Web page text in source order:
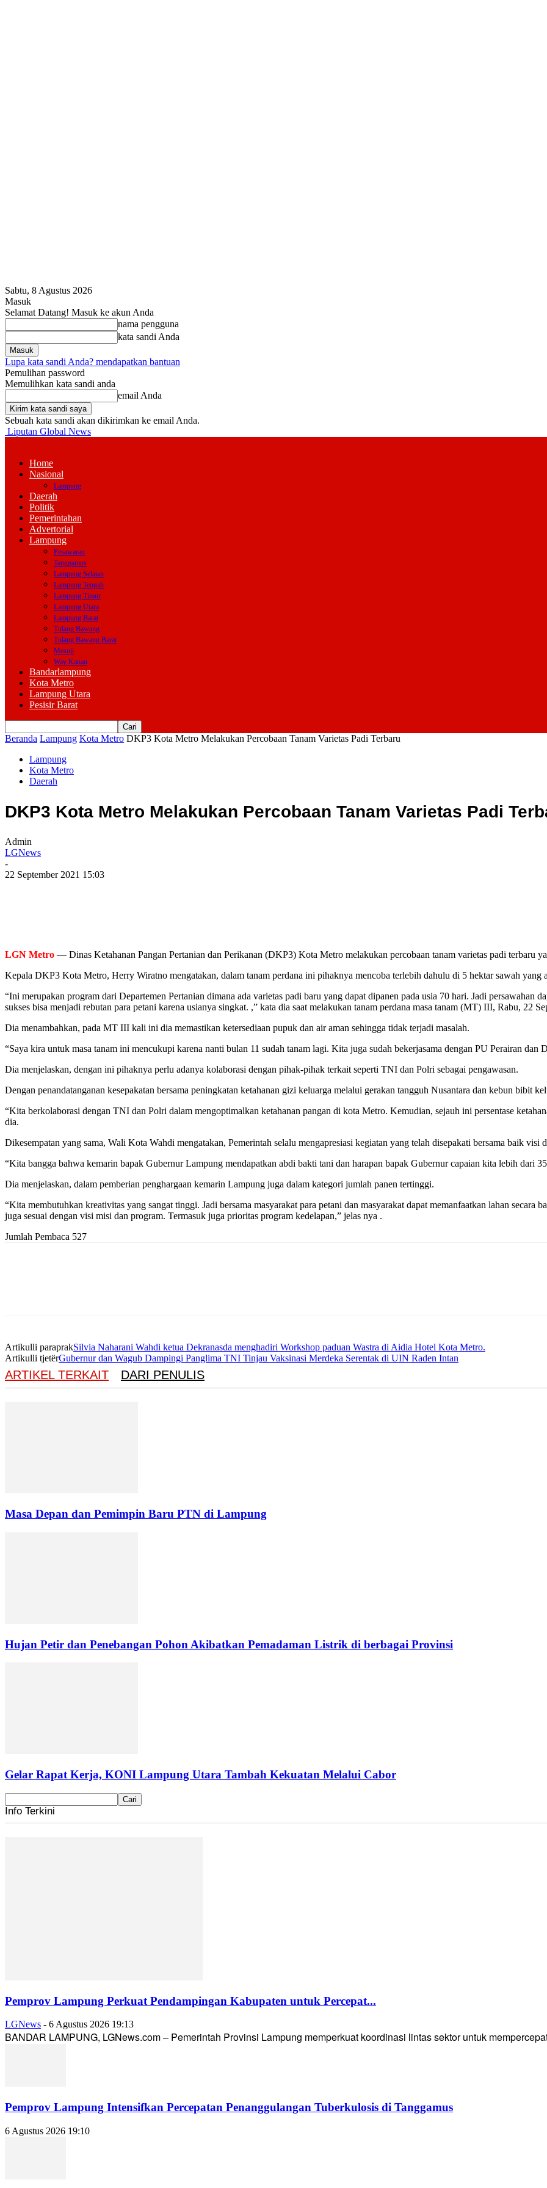
Sabtu, 8 Agustus 2026
Masuk
Selamat Datang! Masuk ke akun Anda
nama pengguna
kata sandi Anda
Lupa kata sandi Anda? mendapatkan bantuan
Pemulihan password
Memulihkan kata sandi anda
email Anda
Sebuah kata sandi akan dikirimkan ke email Anda.
Liputan Global News
Home
Nasional
Lampung
Daerah
Politik
Pemerintahan
Advertorial
Lampung
Pesawaran
Tanggamus
Lampung Selatan
Lampung Tengah
Lampung Timur
Lampung Utara
Lampung Barat
Tulang Bawang
Tulang Bawang Barat
Mesuji
Way Kanan
Bandarlampung
Kota Metro
Lampung Utara
Pesisir Barat
Beranda Lampung Kota Metro DKP3 Kota Metro Melakukan Percobaan Tanam Varietas Padi Terbaru
Lampung
Kota Metro
Daerah
DKP3 Kota Metro Melakukan Percobaan Tanam Varietas Padi
Admin
LGNews
-
22 September 2021 15:03
LGN Metro — Dinas Ketahanan Pangan Pertanian dan Perikanan (DKP3) Kota Metro melakukan percobaan tanam varietas padi terbaru
Kepala DKP3 Kota Metro, Herry Wiratno mengatakan, dalam tanam perdana ini pihaknya mencoba terlebih dahulu di 5 hektar sawah yang
“Ini merupakan program dari Departemen Pertanian dimana ada varietas padi baru yang dapat dipanen pada usia 70 hari. Jadi
sukses bisa menjadi rebutan para petani karena usianya singkat. ,” kata dia saat melakukan tanam perdana masa tanam (MT) III, Rabu, 22
Dia menambahkan, pada MT III kali ini dia memastikan ketersediaan pupuk dan air aman sehingga tidak terjadi masalah.
“Saya kira untuk masa tanam ini mencukupi karena nanti bulan 11 sudah tanam lagi. Kita juga sudah bekerjasama dengan PU Perairan
Dia menjelaskan, dengan ini pihaknya perlu adanya kolaborasi dengan pihak-pihak terkait seperti TNI dan Polri sebagai pengawasan.
Dengan penandatanganan kesepakatan bersama peningkatan ketahanan gizi keluarga melalui gerakan tangguh Nusantara dan kebun bibit
“Kita berkolaborasi dengan TNI dan Polri dalam mengoptimalkan ketahanan pangan di kota Metro. Kemudian, sejauh ini persentase
dia.
Dikesempatan yang sama, Wali Kota Wahdi mengatakan, Pemerintah selalu mengapresiasi kegiatan yang telah disepakati bersama baik visi
“Kita bangga bahwa kemarin bapak Gubernur Lampung mendapatkan abdi bakti tani dan harapan bapak Gubernur capaian kita lebih dari
Dia menjelaskan, dalam pemberian penghargaan kemarin Lampung juga dalam kategori jumlah panen tertinggi.
“Kita membutuhkan kreativitas yang sangat tinggi. Jadi bersama masyarakat para petani dan masyarakat dapat memanfaatkan lahan
juga sesuai dengan visi misi dan program. Termasuk juga prioritas program kedelapan,” jelas nya .
Jumlah Pembaca 527
Artikulli paraprakSilvia Naharani Wahdi ketua Dekranasda menghadiri Workshop paduan Wastra di Aidia Hotel Kota Metro.
Artikulli tjetërGubernur dan Wagub Dampingi Panglima TNI Tinjau Vaksinasi Merdeka Serentak di UIN Raden Intan
ARTIKEL TERKAIT DARI PENULIS
Masa Depan dan Pemimpin Baru PTN di Lampung
Hujan Petir dan Penebangan Pohon Akibatkan Pemadaman Listrik di berbagai Provinsi
Gelar Rapat Kerja, KONI Lampung Utara Tambah Kekuatan Melalui Cabor
Info Terkini
Pemprov Lampung Perkuat Pendampingan Kabupaten untuk Percepat...
LGNews - 6 Agustus 2026 19:13
BANDAR LAMPUNG, LGNews.com – Pemerintah Provinsi Lampung memperkuat koordinasi lintas sektor untuk
Pemprov Lampung Intensifkan Percepatan Penanggulangan Tuberkulosis di Tanggamus
6 Agustus 2026 19:10